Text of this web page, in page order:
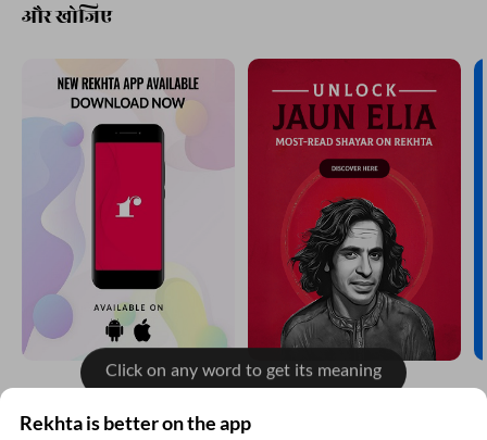
और खोजिए
Rekhta is better on the app